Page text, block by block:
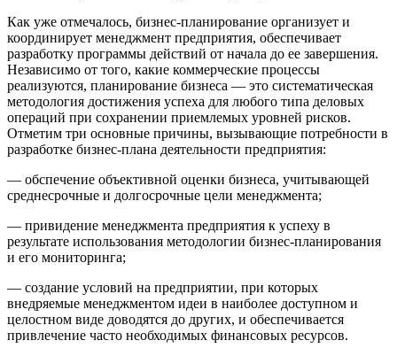
Как уже отмечалось, бизнес-планирование организует и
координирует менеджмент предприятия, обеспечивает
разработку программы действий от начала до ее завершения.
Независимо от того, какие коммерческие процессы
реализуются, планирование бизнеса — это систематическая
методология достижения успеха для любого типа деловых
операций при сохранении приемлемых уровней рисков.
Отметим три основные причины, вызывающие потребности в
разработке бизнес-плана деятельности предприятия:
— обспечение объективной оценки бизнеса, учитывающей
среднесрочные и долгосрочные цели менеджмента;
— привидение менеджмента предприятия к успеху в
результате использования методологии бизнес-планирования
и его мониторинга;
— создание условий на предприятии, при которых
внедряемые менеджментом идеи в наиболее доступном и
целостном виде доводятся до других, и обеспечивается
привлечение часто необходимых финансовых ресурсов.